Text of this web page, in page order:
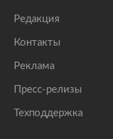
Редакция
Контакты
Реклама
Пресс-релизы
Техподдержка